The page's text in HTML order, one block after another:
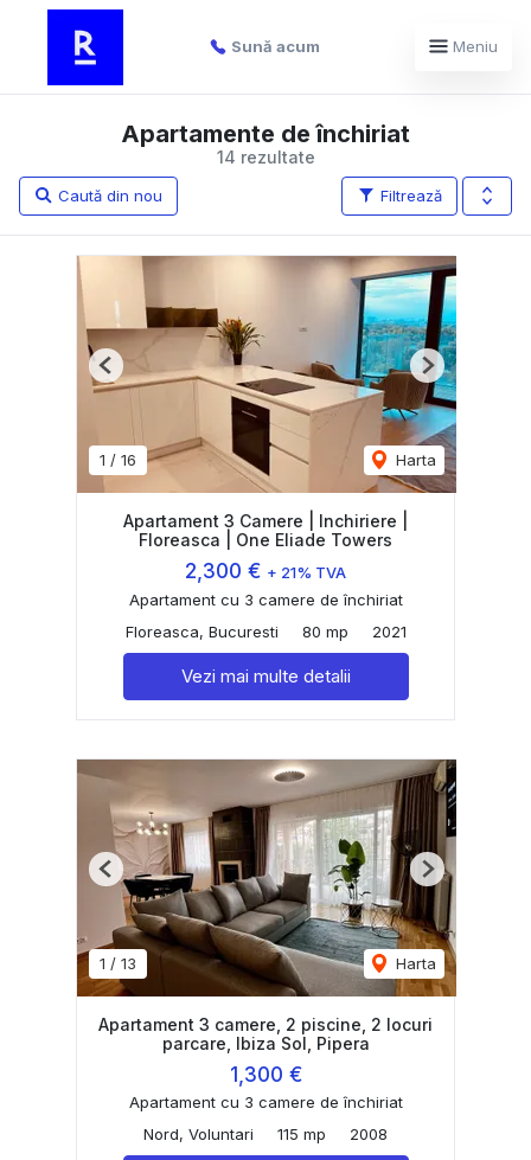
Sună acum Meniu
14 rezultate
Apartamente de închiriat
Filtrează
Caută din nou
1 / 16 Harta
Previous Next
Apartament 3 Camere | Inchiriere |
Floreasca | One Eliade Towers
2,300 € + 21% TVA
Apartament cu 3 camere de închiriat
Floreasca, Bucuresti
80 mp 2021
Vezi mai multe detalii
1 / 13 Harta
Previous Next
Apartament 3 camere, 2 piscine, 2 locuri
parcare, Ibiza Sol, Pipera
1,300 €
Apartament cu 3 camere de închiriat
Nord, Voluntari
115 mp 2008